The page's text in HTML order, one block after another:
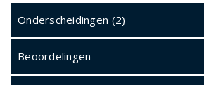
Onderscheidingen (2)
Beoordelingen